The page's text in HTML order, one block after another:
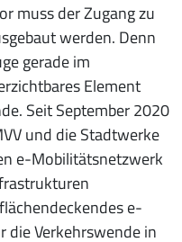
muss der Zugang zu
werden. Denn
gerade im
Element
Seit September 2020
und die Stadtwerke
e-Mobilitätsnetzwerk
e-
die Verkehrswende in